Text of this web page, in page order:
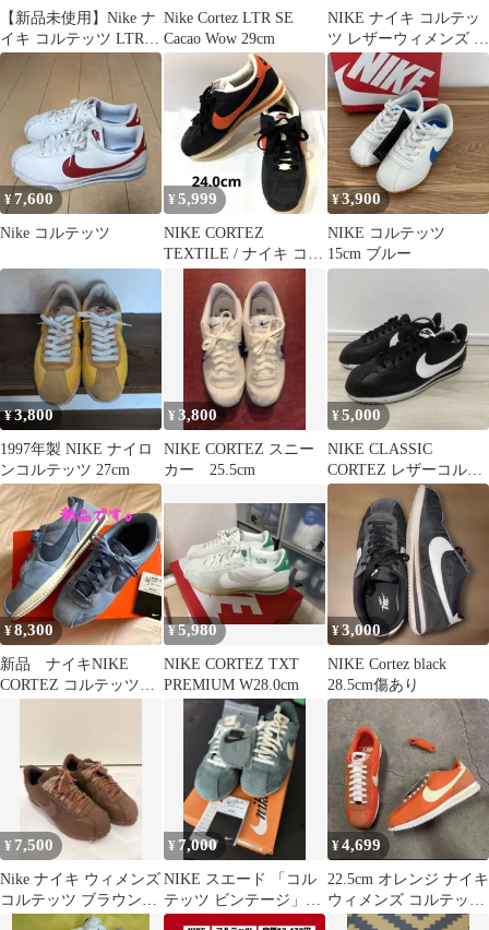
【新品未使用】Nike ナ
イキ コルテッツ LTR
SE レザー （29.0）
Nike Cortez LTR SE
Cacao Wow 29cm
NIKE ナイキ コルテッ
ツ レザーウィメンズ ブ
ラック 24㌢
¥7,600
Nike コルテッツ
¥ 5,999
NIKE CORTEZ
TEXTILE / ナイキ コル
¥3,900
NIKE コルテッツ
15cm ブルー
¥3,800
1997年製 NIKE ナイロ
ンコルテッツ 27cm
¥3,800
NIKE CORTEZ スニー
カー 25.5cm
¥5,000
NIKE CLASSIC
CORTEZ レザーコルテ
ッツ 27.5cm
¥8,300
新品 ナイキNIKE
CORTEZ コルテッツ
¥5,980
NIKE CORTEZ TXT
PREMIUM W28.0cm
¥3,000
NIKE Cortez black
28.5cm傷あり
¥ 7,500
Nike ナイキ ウィメンズ
コルテッツ ブラウン
¥ 7,000
NIKE スエード 「コル
テッツ ビンテージ」モ
デル
¥4,699
22.5cm オレンジ ナイキ
ウィメンズ コルテッツ
TXT